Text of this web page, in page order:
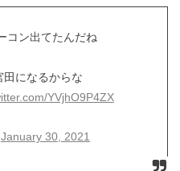
コン出てたんだね
になるからな
YVjhO9P4ZX
January 30, 2021